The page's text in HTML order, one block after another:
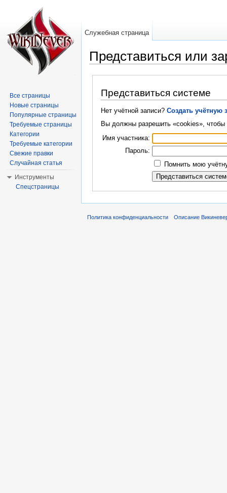
Представиться или
Представиться системе
Нет учётной записи? Создать учётную
Вы должны разрешить «cookies», чтобы
Имя участника:
Пароль:
Помнить мою
Служебная страница
Все страницы
Новые страницы
Популярные страницы
Требуемые страницы
Категории
Требуемые категории
Свежие правки
Случайная статья
Инструменты
Спецстраницы
Политика конфиденциальности Описание